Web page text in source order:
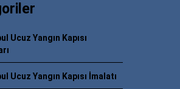
Ucuz Yangın Kapısı
Ucuz Yangın Kapısı İmalatı